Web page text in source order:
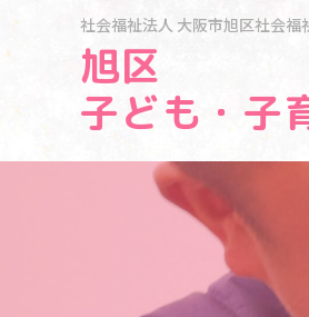
社会福祉法人 大阪市旭区社会福
旭区
子ども・子